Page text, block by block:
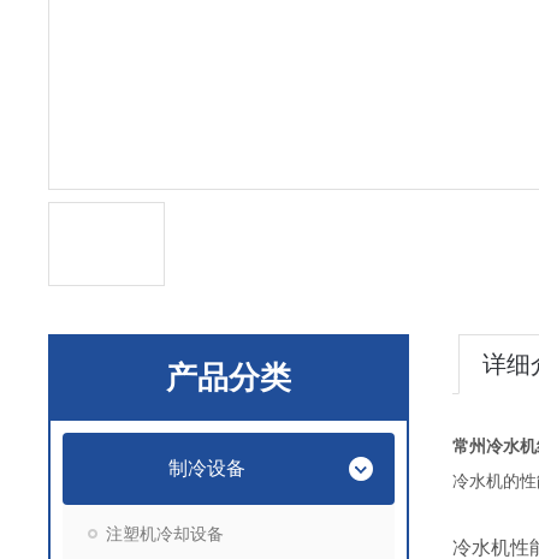
产品分类
制冷设备
注塑机冷却设备
详细
常州冷水
冷水机的
冷水机性